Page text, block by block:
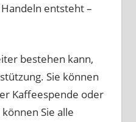
entsteht –
bestehen kann,
Sie können
Kaffeespende oder
Sie alle